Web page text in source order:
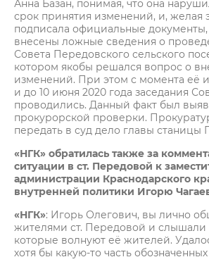
Анна Базан, понимая, что она
срок принятия изменений, и, желая
подписала официальные
внесены ложные сведения о
Совета Передовского сельского
котором якобы решался вопрос о
изменений. При этом с момента её
и до 10 июня 2020 года заседания
проводились. Данный факт был
прокурорской проверки.
передать в суд дело главы станицы
«НГК» обратилась также за
ситуации в ст. Передовой к
администрации Краснодарского
внутренней политики Игорю
«НГК»: Игорь Олегович, вы лично
жителями ст. Передовой и слышали
которые волнуют её жителей.
хотя бы какую-то часть